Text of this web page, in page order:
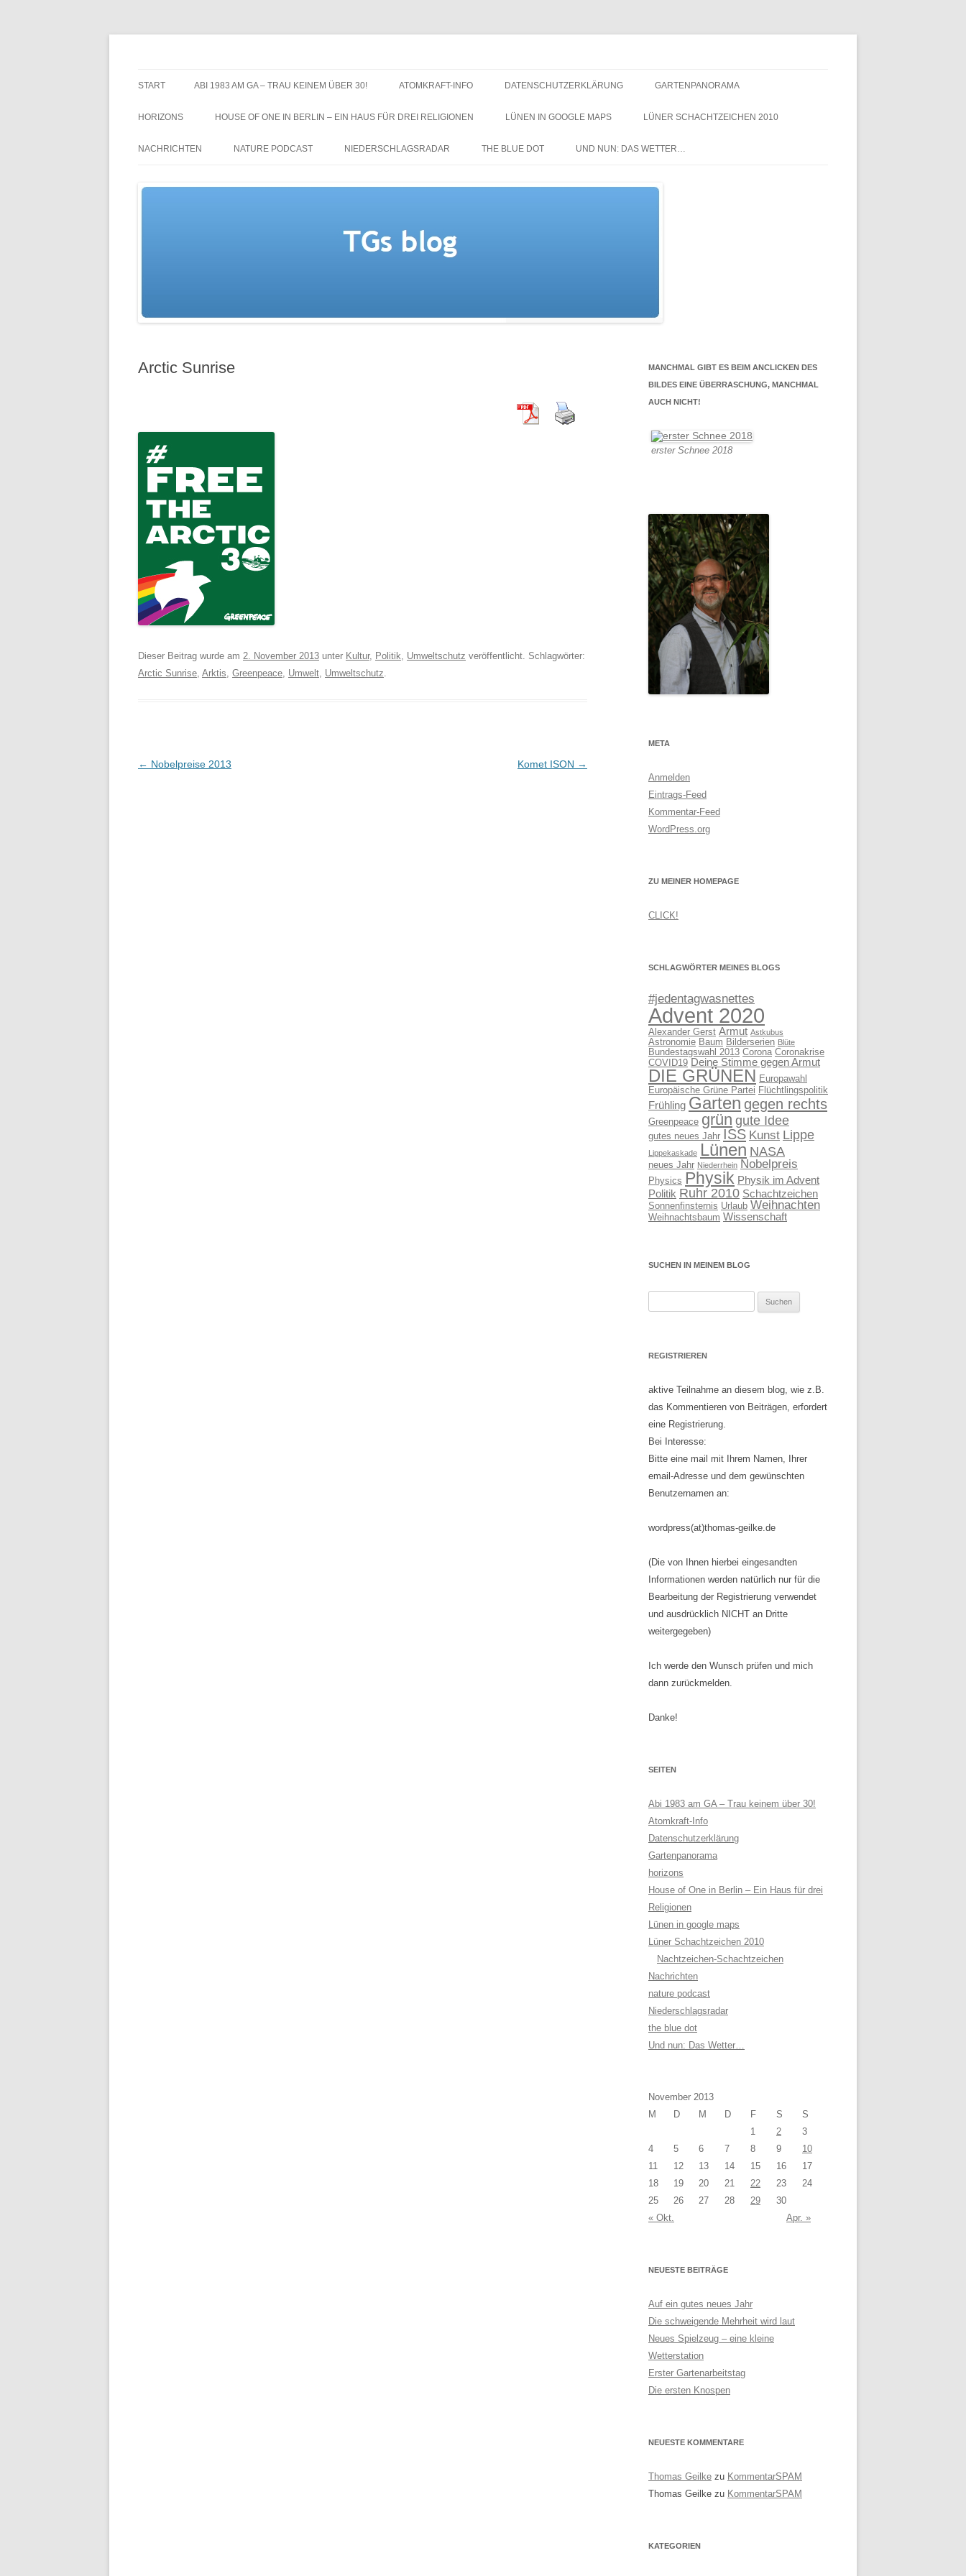
START ABI 1983 AM GA – TRAU KEINEM ÜBER 30! ATOMKRAFT-INFO DATENSCHUTZERKLÄRUNG GARTENPANORAMA
HORIZONS HOUSE OF ONE IN BERLIN – EIN HAUS FÜR DREI RELIGIONEN LÜNEN IN GOOGLE MAPS LÜNER SCHACHTZEICHEN 2010
NACHTZEICHEN-
NACHRICHTEN NATURE PODCAST NIEDERSCHLAGSRADAR THE BLUE DOT UND NUN: DAS WETTER…
Arctic Sunrise
Dieser Beitrag wurde am 2. November 2013 unter Kultur, Politik, Umweltschutz veröffentlicht. Schlagwörter:
Arctic Sunrise, Arktis, Greenpeace, Umwelt, Umweltschutz.
Beitragsnavigation
← Nobelpreise 2013 Komet ISON →
MANCHMAL GIBT ES BEIM ANCLICKEN DES
BILDES EINE ÜBERRASCHUNG, MANCHMAL
AUCH NICHT!
erster Schnee 2018
META
Anmelden
Eintrags-Feed
Kommentar-Feed
WordPress.org
ZU MEINER HOMEPAGE
CLICK!
SCHLAGWÖRTER MEINES BLOGS
#jedentagwasnettes
Advent 2020
Alexander Gerst Armut Astkubus
Astronomie Baum Bilderserien Blüte
Bundestagswahl 2013 Corona Coronakrise
COVID19 Deine Stimme gegen Armut
DIE GRÜNEN Europawahl
Europäische Grüne Partei Flüchtlingspolitik
Frühling Garten gegen rechts
Greenpeace grün gute Idee
gutes neues Jahr ISS Kunst Lippe
Lippekaskade Lünen NASA
neues Jahr Niederrhein Nobelpreis
Physics Physik Physik im Advent
Politik Ruhr 2010 Schachtzeichen
Sonnenfinsternis Urlaub Weihnachten
Weihnachtsbaum Wissenschaft
SUCHEN IN MEINEM BLOG
REGISTRIEREN
aktive Teilnahme an diesem blog, wie z.B.
das Kommentieren von Beiträgen, erfordert
eine Registrierung.
Bei Interesse:
Bitte eine mail mit Ihrem Namen, Ihrer
email-Adresse und dem gewünschten
Benutzernamen an:
wordpress(at)thomas-geilke.de
(Die von Ihnen hierbei eingesandten
Informationen werden natürlich nur für die
Bearbeitung der Registrierung verwendet
und ausdrücklich NICHT an Dritte
weitergegeben)
Ich werde den Wunsch prüfen und mich
dann zurückmelden.
Danke!
SEITEN
Abi 1983 am GA – Trau keinem über 30!
Atomkraft-Info
Datenschutzerklärung
Gartenpanorama
horizons
House of One in Berlin – Ein Haus für drei
Religionen
Lünen in google maps
Lüner Schachtzeichen 2010
Nachtzeichen-Schachtzeichen
Nachrichten
nature podcast
Niederschlagsradar
the blue dot
Und nun: Das Wetter…
November 2013
M
D M D F S
S
1
2
3
4
5 6 7 8 9
10
11
12 13 14 15 16
17
18
19 20 21 22 23
24
25
26 27 28 29
30
« Okt.
Apr. »
NEUESTE BEITRÄGE
Auf ein gutes neues Jahr
Die schweigende Mehrheit wird laut
Neues Spielzeug – eine kleine
Wetterstation
Erster Gartenarbeitstag
Die ersten Knospen
NEUESTE KOMMENTARE
Thomas Geilke zu KommentarSPAM
Thomas Geilke zu KommentarSPAM
KATEGORIEN